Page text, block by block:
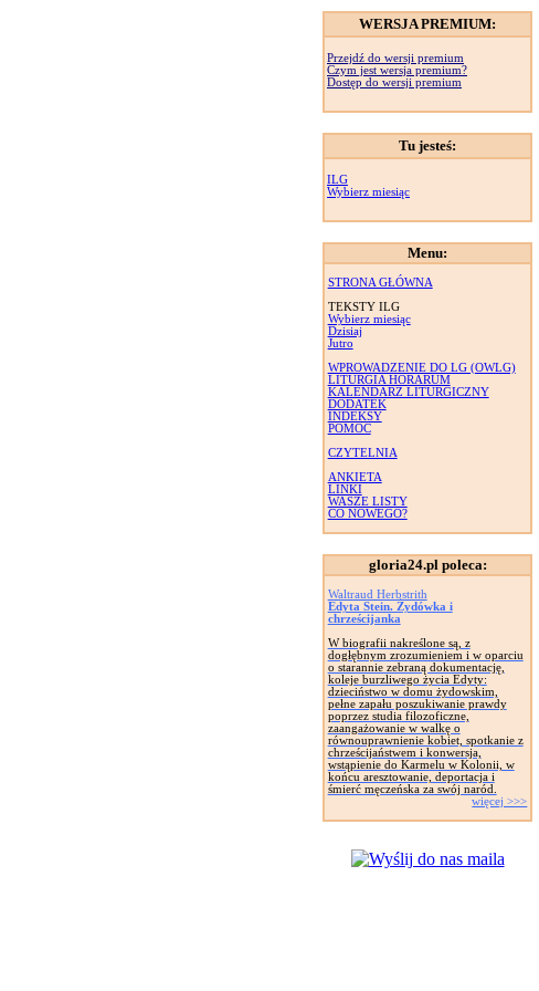
WERSJA PREMIUM:
Przejdź do wersji premium
Czym jest wersja premium?
Dostęp do wersji premium
Tu jesteś:
ILG
Wybierz miesiąc
Menu:
STRONA GŁÓWNA
TEKSTY ILG
Wybierz miesiąc
Dzisiaj
Jutro
WPROWADZENIE DO LG (OWLG)
LITURGIA HORARUM
KALENDARZ LITURGICZNY
DODATEK
INDEKSY
POMOC
CZYTELNIA
ANKIETA
LINKI
WASZE LISTY
CO NOWEGO?
gloria24.pl poleca:
Waltraud Herbstrith
Edyta Stein. Żydówka i
chrześcijanka
W biografii nakreślone są, z
dogłębnym zrozumieniem i w oparciu
o starannie zebraną dokumentację,
koleje burzliwego życia Edyty:
dzieciństwo w domu żydowskim,
pełne zapału poszukiwanie prawdy
poprzez studia filozoficzne,
zaangażowanie w walkę o
równouprawnienie kobiet, spotkanie z
chrześcijaństwem i konwersja,
wstąpienie do Karmelu w Kolonii, w
końcu aresztowanie, deportacja i
śmierć męczeńska za swój naród.
więcej >>>